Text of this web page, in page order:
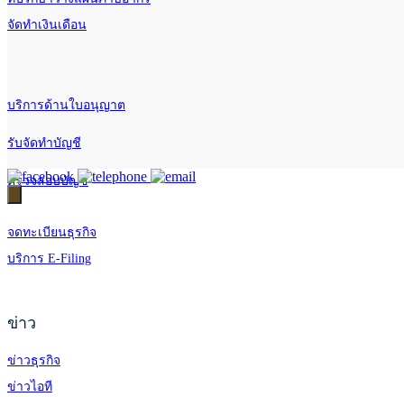
จัดทำเงินเดือน
บริการด้านใบอนุญาต
รับจัดทำบัญชี
ตรวจสอบบัญชี
จดทะเบียนธุรกิจ
บริการ E-Filing
ข่าว
ข่าวธุรกิจ
ข่าวไอที